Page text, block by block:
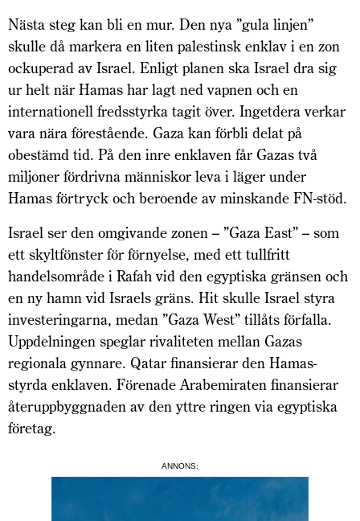
Nästa steg kan bli en mur. Den nya ”gula linjen”
skulle då markera en liten palestinsk enklav i en zon
ockuperad av Israel. Enligt planen ska Israel dra sig
ur helt när Hamas har lagt ned vapnen och en
internationell fredsstyrka tagit över. Ingetdera verkar
vara nära förestående. Gaza kan förbli delat på
obestämd tid. På den inre enklaven får Gazas två
miljoner fördrivna människor leva i läger under
Hamas förtryck och beroende av minskande FN-stöd.
Israel ser den omgivande zonen – ”Gaza East” – som
ett skyltfönster för förnyelse, med ett tullfritt
handelsområde i Rafah vid den egyptiska gränsen och
en ny hamn vid Israels gräns. Hit skulle Israel styra
investeringarna, medan ”Gaza West” tillåts förfalla.
Uppdelningen speglar rivaliteten mellan Gazas
regionala gynnare. Qatar finansierar den Hamas-
styrda enklaven. Förenade Arabemiraten finansierar
återuppbyggnaden av den yttre ringen via egyptiska
företag.
ANNONS: